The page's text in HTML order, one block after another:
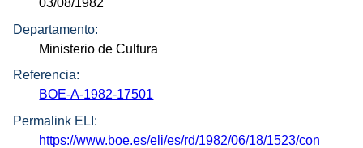
03/08/1982
Departamento:
Ministerio de Cultura
Referencia:
BOE-A-1982-17501
Permalink ELI:
https://www.boe.es/eli/es/rd/1982/06/18/1523/con